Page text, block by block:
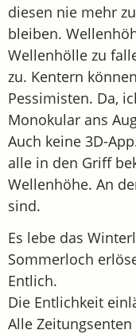
diesen nie mehr
bleiben.
Wellenhölle zu
zu. Kentern
Pessimisten. Da,
Monokular ans
Auch keine 3D-
alle in den Griff
Wellenhöhe. An
sind.
Es lebe das
Sommerloch
Entlich.
Die Entlichkeit
Alle